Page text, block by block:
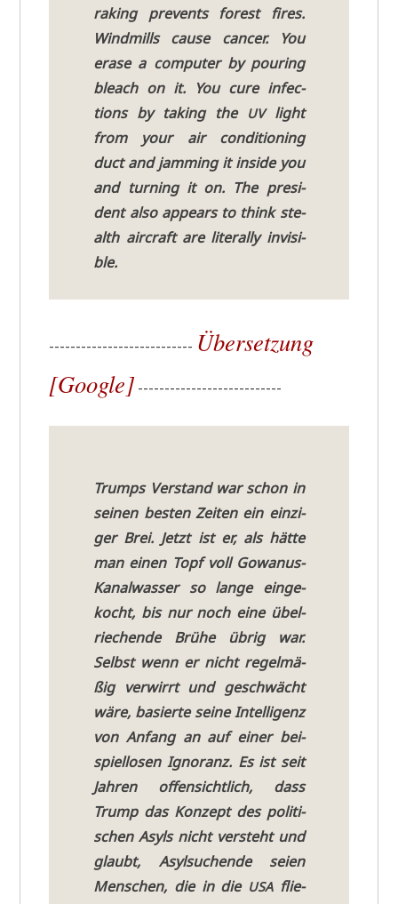
raking pre­vents forest fires.
Wind­mills cau­se can­cer. You
era­se a com­pu­ter by pou­ring
bleach on it. You cure infec­
tions by taking the UVlight
from your air con­di­tio­ning
duct and jamming it insi­de you
and tur­ning it on. The pre­si­
dent also appears to think ste­
alth air­craft are lite­ral­ly invi­si­
ble.
--------------------------- Über­set­zung
[Goog­le] ---------------------------
Trumps Ver­stand war schon in
sei­nen besten Zei­ten ein ein­zi­
ger Brei. Jetzt ist er, als hät­te
man einen Topf voll Gowa­nus-
Kanal­was­ser so lan­ge ein­ge­
kocht, bis nur noch eine übel­
rie­chen­de Brü­he übrig war.
Selbst wenn er nicht regel­mä­
ßig ver­wirrt und geschwächt
wäre, basier­te sei­ne Intel­li­genz
von Anfang an auf einer bei­
spiel­lo­sen Igno­ranz. Es ist seit
Jah­ren offen­sicht­lich, dass
Trump das Kon­zept des poli­ti­
schen Asyls nicht ver­steht und
glaubt, Asyl­su­chen­de sei­en
Men­schen, die in die USAflie­